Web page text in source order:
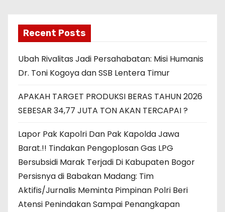
Recent Posts
Ubah Rivalitas Jadi Persahabatan: Misi Humanis
Dr. Toni Kogoya dan SSB Lentera Timur
APAKAH TARGET PRODUKSI BERAS TAHUN 2026
SEBESAR 34,77 JUTA TON AKAN TERCAPAI ?
Lapor Pak Kapolri Dan Pak Kapolda Jawa
Barat.!! Tindakan Pengoplosan Gas LPG
Bersubsidi Marak Terjadi Di Kabupaten Bogor
Persisnya di Babakan Madang: Tim
Aktifis/Jurnalis Meminta Pimpinan Polri Beri
Atensi Penindakan Sampai Penangkapan